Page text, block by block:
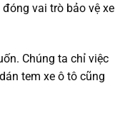
vai trò bảo vệ xe
Chúng ta chỉ việc
tem xe ô tô cũng